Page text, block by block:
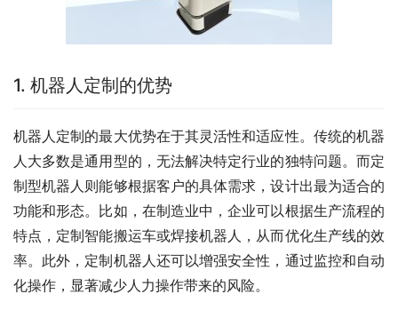
1. 机器人定制的优势
机器人定制的最大优势在于其灵活性和适应性。传统的机器
人大多数是通用型的，无法解决特定行业的独特问题。而定
制型机器人则能够根据客户的具体需求，设计出最为适合的
功能和形态。比如，在制造业中，企业可以根据生产流程的
特点，定制智能搬运车或焊接机器人，从而优化生产线的效
率。此外，定制机器人还可以增强安全性，通过监控和自动
化操作，显著减少人力操作带来的风险。